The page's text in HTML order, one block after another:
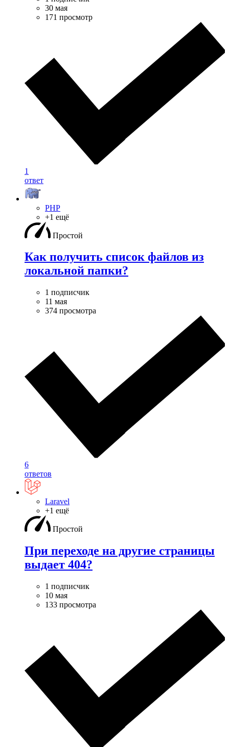
30 мая
171 просмотр
1
ответ
PHP
+1 ещё
Простой
Как получить список файлов из
локальной папки?
1 подписчик
11 мая
374 просмотра
6
ответов
Laravel
+1 ещё
Простой
При переходе на другие страницы
выдает 404?
1 подписчик
10 мая
133 просмотра